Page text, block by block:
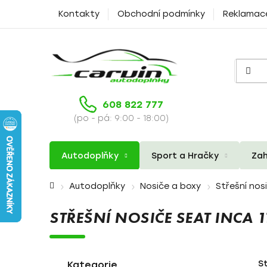
Kontakty Obchodní podmínky
608 822 777
(po - pá: 9:00 - 18:00)
Autodoplňky Sport a Hračky
Domů Autodoplňky Nosiče a boxy Střešní
STŘEŠNÍ NOSIČE SEAT